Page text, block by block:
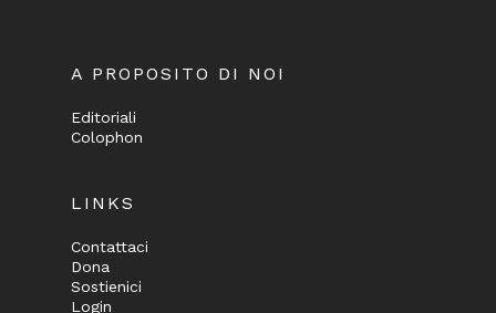
A PROPOSITO DI NOI
Editoriali
Colophon
LINKS
Contattaci
Dona
Sostienici
Login